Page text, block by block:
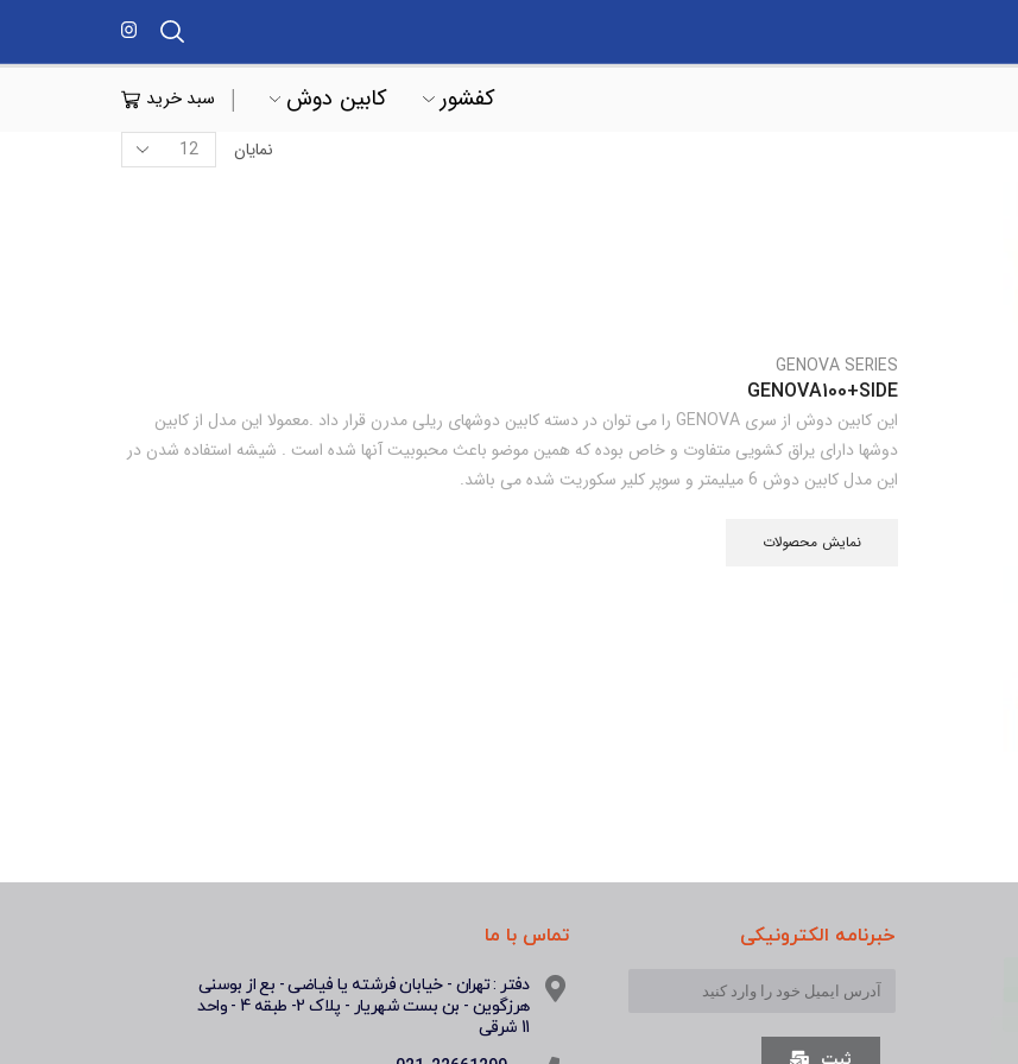
کفشور کابین دوش سبد خرید
نمایان
GENOVA SERIES
GENOVA100+SIDE
این کابین دوش از سری GENOVA را می توان در دسته کابین دوشهای ریلی مدرن قرار داد .معمولا این مدل از کابین
دوشها دارای یراق کشویی متفاوت و خاص بوده که همین موضو باعث محبوبیت آنها شده است . شیشه استفاده شدن در
این مدل کابین دوش 6 میلیمتر و سوپر کلیر سکوریت شده می باشد.
نمایش محصولات
خبرنامه الکترونیکی تماس با ما
دفتر : تهران - خیابان فرشته یا فیاضی - بع از بوسنی
هرزگوین - بن بست شهریار - پلاک 2- طبقه 4 - واحد
11 شرقی